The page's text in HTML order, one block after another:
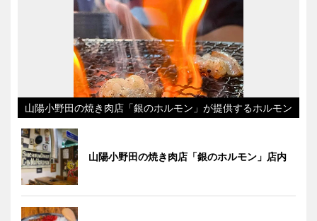
山陽小野田の焼き肉店「銀のホルモン」が提供するホルモン
山陽小野田の焼き肉店「銀のホルモン」店内